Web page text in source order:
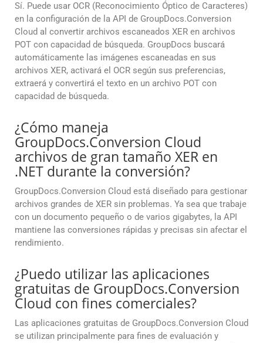
Sí. Puede usar OCR (Reconocimiento Óptico de Caracteres)
en la configuración de la API de GroupDocs.Conversion
Cloud al convertir archivos escaneados XER en archivos
POT con capacidad de búsqueda. GroupDocs buscará
automáticamente las imágenes escaneadas en sus
archivos XER, activará el OCR según sus preferencias,
extraerá y convertirá el texto en un archivo POT con
capacidad de búsqueda.
¿Cómo maneja
GroupDocs.Conversion Cloud
archivos de gran tamaño XER en
.NET durante la conversión?
GroupDocs.Conversion Cloud está diseñado para gestionar
archivos grandes de XER sin problemas. Ya sea que trabaje
con un documento pequeño o de varios gigabytes, la API
mantiene las conversiones rápidas y precisas sin afectar el
rendimiento.
¿Puedo utilizar las aplicaciones
gratuitas de GroupDocs.Conversion
Cloud con fines comerciales?
Las aplicaciones gratuitas de GroupDocs.Conversion Cloud
se utilizan principalmente para fines de evaluación y